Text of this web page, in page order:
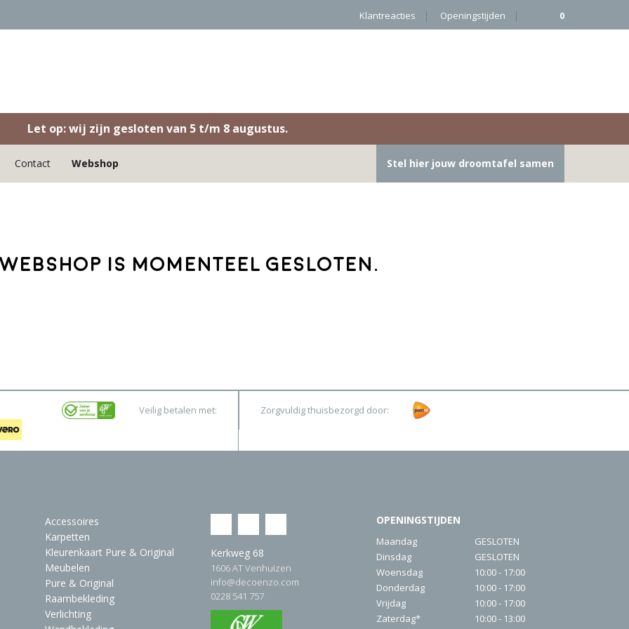
Klantreacties Openingstijden 0
Let op: wij zijn gesloten van 5 t/m 8 augustus.
Contact Webshop Stel hier jouw droomtafel samen
is momenteel gesloten.
Veilig betalen met: Zorgvuldig thuisbezorgd door:
Accessoires
Karpetten
Kleurenkaart Pure & Original
Meubelen
Pure & Original
Raambekleding
Verlichting
Kerkweg 68
1606 AT Venhuizen
info@decoenzo.com
0228 541 757
OPENINGSTIJDEN
Maandag
GESLOTEN
Dinsdag
GESLOTEN
Woensdag
10:00 - 17:00
Donderdag
10:00 - 17:00
Vrijdag
10:00 - 17:00
Zaterdag*
10:00 - 13:00